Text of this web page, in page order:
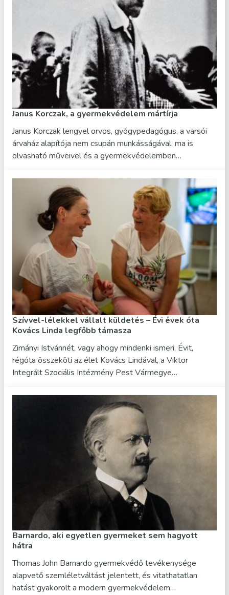
Janus Korczak, a gyermekvédelem mártírja
Janus Korczak lengyel orvos, gyógypedagógus, a varsói
árvaház alapítója nem csupán munkásságával, ma is
olvasható műveivel és a gyermekvédelemben…
Szívvel-lélekkel vállalt küldetés – Évi évek óta
Kovács Linda legfőbb támasza
Zimányi Istvánnét, vagy ahogy mindenki ismeri, Évit,
régóta összeköti az élet Kovács Lindával, a Viktor
Integrált Szociális Intézmény Pest Vármegye…
Barnardo, aki egyetlen gyermeket sem hagyott
hátra
Thomas John Barnardo gyermekvédő tevékenysége
alapvető szemléletváltást jelentett, és vitathatatlan
hatást gyakorolt a modern gyermekvédelem…